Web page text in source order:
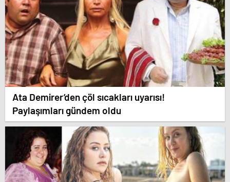
Ata Demirer’den çöl sıcakları uyarısı!
Paylaşımları gündem oldu